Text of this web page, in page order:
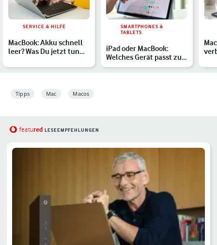
SERVICE & HILFE
MacBook: Akku schnell
leer? Was Du jetzt tun
SMARTPHONES &
TABLETS
iPad oder MacBook:
Welches Gerät passt zu
Dir?
Tipps Mac Macos
featured LESEEMPFEHLUNGEN